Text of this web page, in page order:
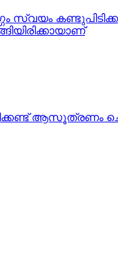
സ്വയം
ആസൂത്രണം